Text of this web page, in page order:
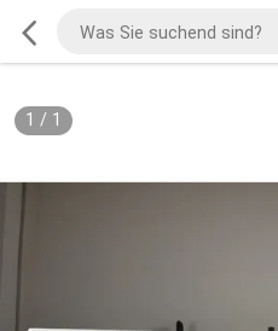
1 / 1